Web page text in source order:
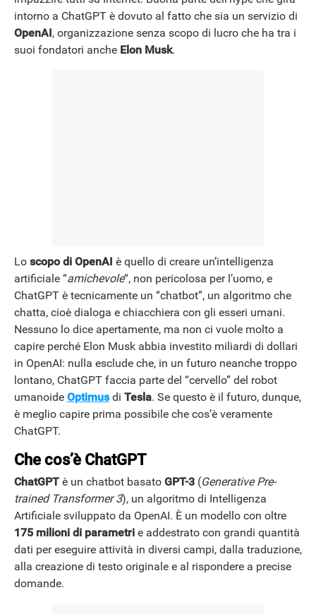
NEWS
intorno a ChatGPT è dovuto al fatto che sia un servizio di
OpenAI, organizzazione senza scopo di lucro che ha tra i
suoi fondatori anche Elon Musk.
Lo scopo di OpenAI è quello di creare un’intelligenza
artificiale “amichevole“, non pericolosa per l’uomo, e
ChatGPT è tecnicamente un “chatbot”, un algoritmo che
chatta, cioè dialoga e chiacchiera con gli esseri umani.
Nessuno lo dice apertamente, ma non ci vuole molto a
capire perché Elon Musk abbia investito miliardi di dollari
in OpenAI: nulla esclude che, in un futuro neanche troppo
lontano, ChatGPT faccia parte del “cervello” del robot
umanoide Optimusdi Tesla. Se questo è il futuro, dunque,
è meglio capire prima possibile che cos’è veramente
ChatGPT.
Che cos’è ChatGPT
ChatGPT è un chatbot basato GPT-3 (Generative Pre-
trained Transformer 3), un algoritmo di Intelligenza
Artificiale sviluppato da OpenAI. È un modello con oltre
175 milioni di parametri e addestrato con grandi quantità
dati per eseguire attività in diversi campi, dalla traduzione,
alla creazione di testo originale e al rispondere a precise
domande.